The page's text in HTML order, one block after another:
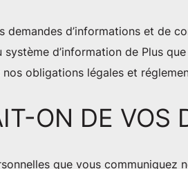
demandes d’informations et de
système d’information de Plus
obligations légales et
ON DE VOS
que vous communiquez